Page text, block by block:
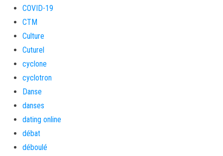
COVID-19
CTM
Culture
Cuturel
cyclone
cyclotron
Danse
danses
dating online
débat
déboulé